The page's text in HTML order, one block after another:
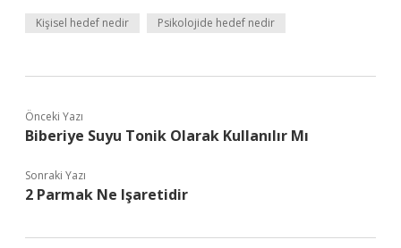
Kişisel hedef nedir Psikolojide hedef nedir
Önceki Yazı
Biberiye Suyu Tonik Olarak Kullanılır Mı
Sonraki Yazı
2 Parmak Ne Işaretidir